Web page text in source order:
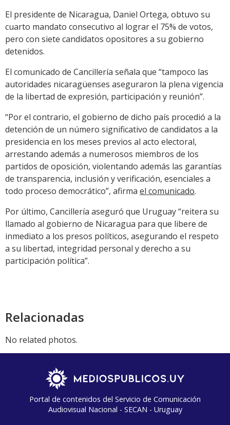
El presidente de Nicaragua, Daniel Ortega, obtuvo su
cuarto mandato consecutivo al lograr el 75% de votos,
pero con siete candidatos opositores a su gobierno
detenidos.
El comunicado de Cancillería señala que “tampoco las
autoridades nicaragüenses aseguraron la plena vigencia
de la libertad de expresión, participación y reunión”.
“Por el contrario, el gobierno de dicho país procedió a la
detención de un número significativo de candidatos a la
presidencia en los meses previos al acto electoral,
arrestando además a numerosos miembros de los
partidos de oposición, violentando además las garantías
de transparencia, inclusión y verificación, esenciales a
todo proceso democrático”, afirma el comunicado.
Por último, Cancillería aseguró que Uruguay “reitera su
llamado al gobierno de Nicaragua para que libere de
inmediato a los presos políticos, asegurando el respeto
a su libertad, integridad personal y derecho a su
participación política”.
Relacionadas
No related photos.
Portal de contenidos del Servicio de Comunicación
Audiovisual Nacional - SECAN - Uruguay